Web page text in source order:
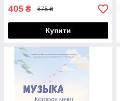
405 ₴ 675 ₴
Купити